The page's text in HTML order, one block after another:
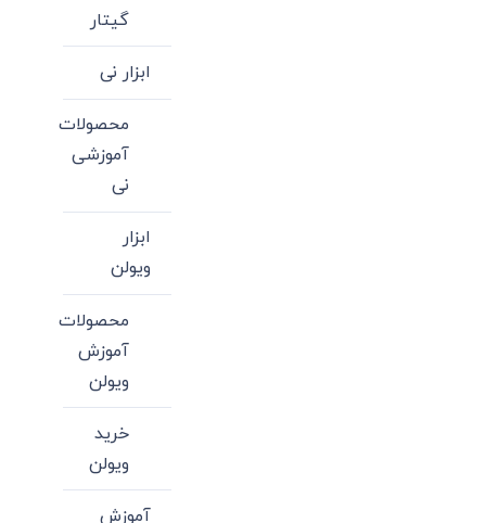
گیتار
ابزار نی
محصولات
آموزشی
نی
ابزار
ویولن
محصولات
آموزش
ویولن
خرید
ویولن
آموزش